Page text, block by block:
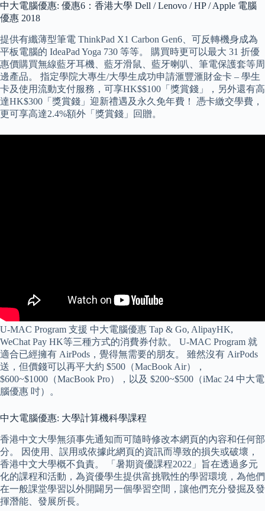
中大電腦優惠: 優惠6：香港大學 Dell / Lenovo / HP / Apple 電腦
優惠 2018
提供有纖薄型筆電 ThinkPad X1 Carbon Gen6、可反轉機身成為
平板電腦的 IdeaPad Yoga 730 等等。 購買時更可以最大 31 折優
惠價購買無線藍牙耳機、藍牙滑鼠、藍牙喇叭、筆電保護套等周
邊產品。 指定學院大專生/大學生成功申請滙豐滙財金卡 – 學生
卡及使用流動支付服務，可享HK$$100「獎賞錢」，另外還有高
達HK$300「獎賞錢」迎新禮遇及永久免年費！ 憑卡繳交學費，
更可享高達2.4%額外「獎賞錢」回贈。
U-MAC Program 支援 中大電腦優惠 Tap & Go, AlipayHK,
WeChat Pay HK等三種方式的消費券付款。 U-MAC Program 就
適合已經擁有 AirPods，覺得無需要的朋友。 雖然沒有 AirPods
送，但價錢可以再平大約 $500（MacBook Air），
$600~$1000（MacBook Pro），以及 $200~$500（iMac 24 中大電
腦優惠 吋）。
中大電腦優惠: 大學計算機科學課程
香港中文大學無須事先通知而可隨時修改本網頁的內容和任何部
分。 因使用、誤用或依據此網頁的資訊而導致的損失或破壞，
香港中文大學概不負責。 「暑期資優課程2022」旨在透過多元
化的課程和活動，為資優學生提供富挑戰性的學習環境，為他們
在一般課堂學習以外開闢另一個學習空間，讓他們充分發掘及發
揮潛能、發展所長。